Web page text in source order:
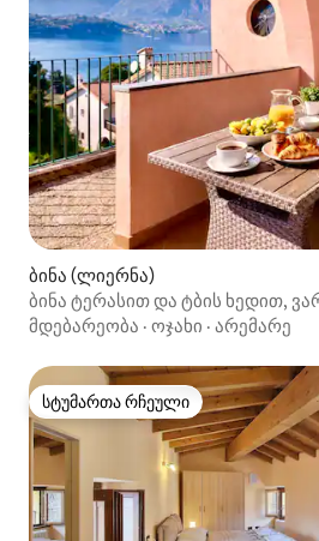
ბინა (ლიერნა)
ბინა ტერასით და ტბის ხედით,
სავალზე
მდებარეობა · ოჯახი · არემარე
სტუმართა რჩეული
სტუმართა რჩეული